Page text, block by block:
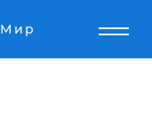
Мир